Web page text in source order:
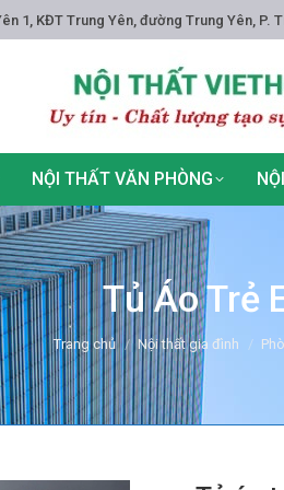
1, KĐT Trung Yên, đường Trung Yên, P.
NỘI THẤT VĂN PHÒNG
Tủ Áo Trẻ
You are here:
Trang chủ Nội thất gia đình